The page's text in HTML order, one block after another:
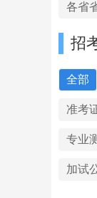
各省
招
全部
准考
专业
加试